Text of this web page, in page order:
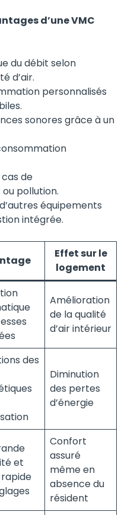
d’une VMC
du débit selon
d’air.
personnalisés
sonores grâce à un
de
pollution.
équipements
intégrée.
Effet sur le
logement
Amélioration
de la qualité
d’air intérieur
des
Diminution
des pertes
d’énergie
et
Confort
assuré
même en
absence du
résident